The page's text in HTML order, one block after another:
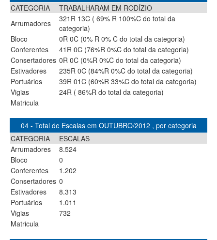
CATEGORIA
TRABALHARAM EM RODÍZIO
Arrumadores
321R 13C ( 69% R 100%C do total da
categoria)
Bloco
0R 0C (0% R 0% C do total da categoria)
Conferentes
41R 0C (76%R 0%C do total da categoria)
Consertadores 0R 0C (0%R 0%C do total da categoria)
Estivadores
235R 0C (84%R 0%C do total da categoria)
Portuários
39R 01C (60%R 33%C do total da categoria)
Vigias
24R ( 86%R do total da categoria)
Matricula
04 - Total de Escalas em OUTUBRO/2012 , por categoria
CATEGORIA
ESCALAS
Arrumadores
8.524
Bloco
0
Conferentes
1.202
Consertadores 0
Estivadores
8.313
Portuários
1.011
Vigias
732
Matricula